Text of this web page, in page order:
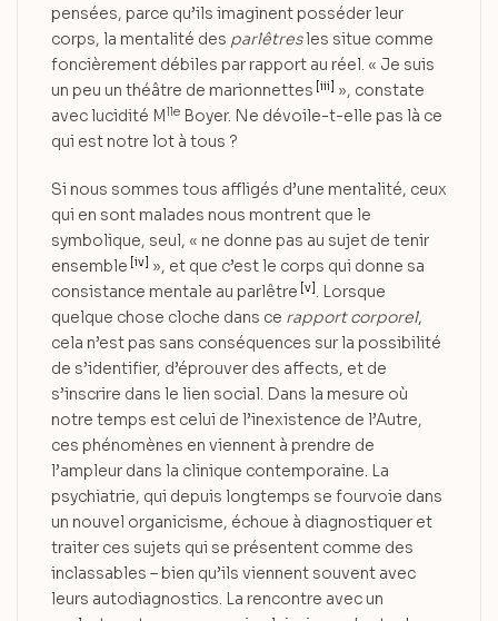
pensées, parce qu’ils imaginent posséder leur
corps, la mentalité des parlêtresles situe comme
foncièrement débiles par rapport au réel. « Je suis
un peu un théâtre de marionnettes [iii] », constate
avec lucidité Mlle Boyer. Ne dévoile-t-elle pas là ce
qui est notre lot à tous ?
Si nous sommes tous affligés d’une mentalité, ceux
qui en sont malades nous montrent que le
symbolique, seul, « ne donne pas au sujet de tenir
ensemble [iv] », et que c’est le corps qui donne sa
consistance mentale au parlêtre [v]. Lorsque
quelque chose cloche dans ce rapport corporel,
cela n’est pas sans conséquences sur la possibilité
de s’identifier, d’éprouver des affects, et de
s’inscrire dans le lien social. Dans la mesure où
notre temps est celui de l’inexistence de l’Autre,
ces phénomènes en viennent à prendre de
l’ampleur dans la clinique contemporaine. La
psychiatrie, qui depuis longtemps se fourvoie dans
un nouvel organicisme, échoue à diagnostiquer et
traiter ces sujets qui se présentent comme des
inclassables – bien qu’ils viennent souvent avec
leurs autodiagnostics. La rencontre avec un